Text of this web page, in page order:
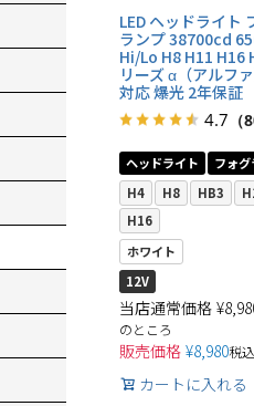
LED ヘッドライト
ランプ 38700cd
Hi/Lo H8 H11 H16
リーズ α（アルフ
対応 爆光 2年保証
4.7 （
ヘッドライト
フォ
H4
H8 HB3
H16
ホワイト
12V
当店通常価格 ¥
のところ
販売価格 ¥8,980税込
カートに入れる